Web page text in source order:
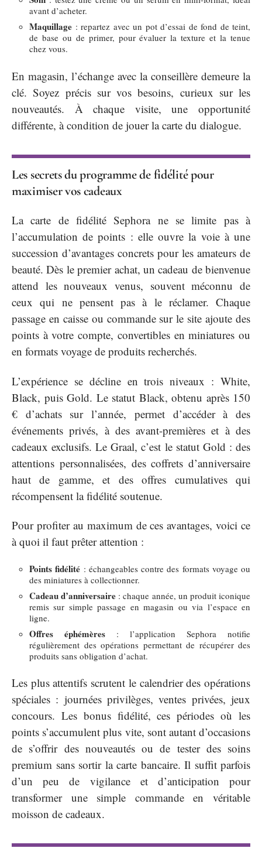
avant d’acheter.
Maquillage : repartez avec un pot d’essai de fond de teint,
de base ou de primer, pour évaluer la texture et la tenue
chez vous.
En magasin, l’échange avec la conseillère demeure la
clé. Soyez précis sur vos besoins, curieux sur les
nouveautés. À chaque visite, une opportunité
différente, à condition de jouer la carte du dialogue.
Les secrets du programme de fidélité pour
maximiser vos cadeaux
La carte de fidélité Sephora ne se limite pas à
l’accumulation de points : elle ouvre la voie à une
succession d’avantages concrets pour les amateurs de
beauté. Dès le premier achat, un cadeau de bienvenue
attend les nouveaux venus, souvent méconnu de
ceux qui ne pensent pas à le réclamer. Chaque
passage en caisse ou commande sur le site ajoute des
points à votre compte, convertibles en miniatures ou
en formats voyage de produits recherchés.
L’expérience se décline en trois niveaux : White,
Black, puis Gold. Le statut Black, obtenu après 150
€ d’achats sur l’année, permet d’accéder à des
événements privés, à des avant-premières et à des
cadeaux exclusifs. Le Graal, c’est le statut Gold : des
attentions personnalisées, des coffrets d’anniversaire
haut de gamme, et des offres cumulatives qui
récompensent la fidélité soutenue.
Pour profiter au maximum de ces avantages, voici ce
à quoi il faut prêter attention :
Points fidélité : échangeables contre des formats voyage ou
des miniatures à collectionner.
Cadeau d’anniversaire : chaque année, un produit iconique
remis sur simple passage en magasin ou via l’espace en
ligne.
Offres éphémères : l’application Sephora notifie
régulièrement des opérations permettant de récupérer des
produits sans obligation d’achat.
Les plus attentifs scrutent le calendrier des opérations
spéciales : journées privilèges, ventes privées, jeux
concours. Les bonus fidélité, ces périodes où les
points s’accumulent plus vite, sont autant d’occasions
de s’offrir des nouveautés ou de tester des soins
premium sans sortir la carte bancaire. Il suffit parfois
d’un peu de vigilance et d’anticipation pour
transformer une simple commande en véritable
moisson de cadeaux.